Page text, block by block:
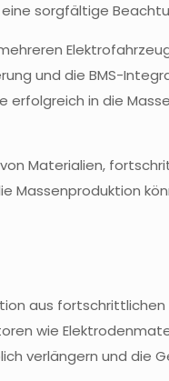
sorgfältige
und die BMS-
in die
Materialien,
Massenproduktion
aus
wie
verlängern und die